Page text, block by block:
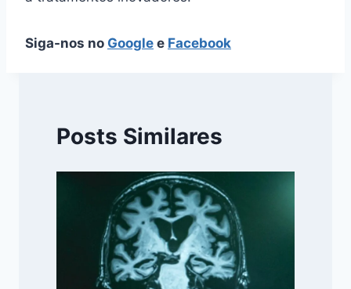
Siga-nos no Google e Facebook
Posts Similares